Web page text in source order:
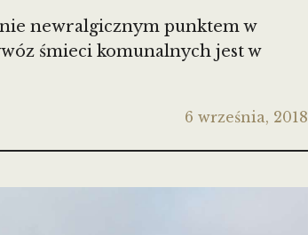
newralgicznym punktem w
śmieci komunalnych jest w
6 września, 2018